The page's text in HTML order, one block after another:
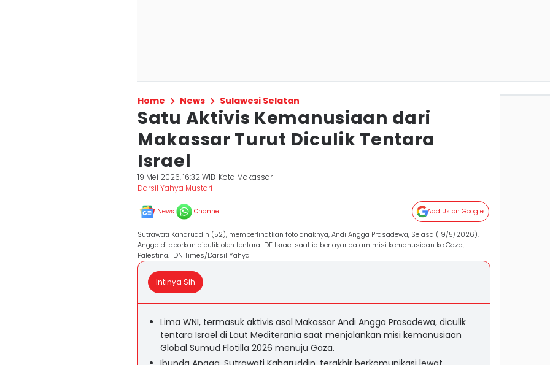
Home News Sulawesi Selatan
Satu Aktivis Kemanusiaan dari
Makassar Turut Diculik Tentara
Israel
19 Mei 2026, 16:32 WIB Kota Makassar
Darsil Yahya Mustari
News Channel Add Us on Google
Sutrawati Kaharuddin (52), memperlihatkan foto anaknya, Andi Angga Prasadewa, Selasa (19/5/2026).
Angga dilaporkan diculik oleh tentara IDF Israel saat ia berlayar dalam misi kemanusiaan ke Gaza,
Palestina. IDN Times/Darsil Yahya
Intinya Sih
Lima WNI, termasuk aktivis asal Makassar Andi Angga Prasadewa, diculik
tentara Israel di Laut Mediterania saat menjalankan misi kemanusiaan
Global Sumud Flotilla 2026 menuju Gaza.